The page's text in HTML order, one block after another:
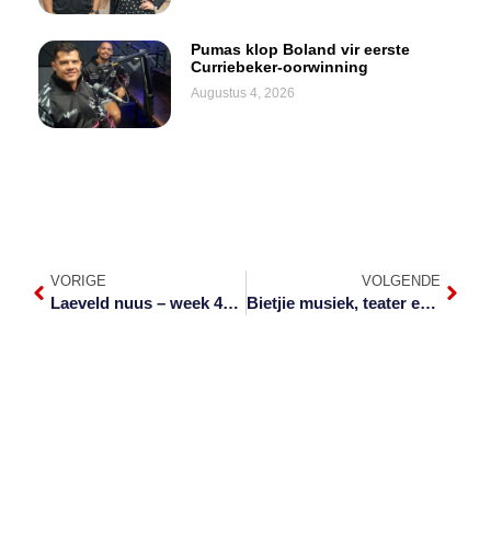
Pumas klop Boland vir eerste
Curriebeker-oorwinning
Augustus 4, 2026
VORIGE
Laeveld nuus – week 47 van 2021
VOLGENDE
Bietjie musiek, teater en kuns die week in die Bos